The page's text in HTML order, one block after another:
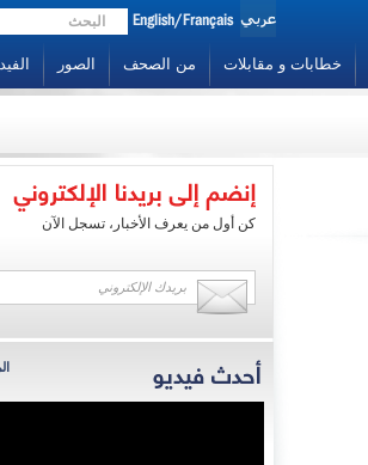
خطابات و مقابلات من الصحف الصور
الرئيس نجيب
التضامن مع
حديث الرئيس
إلى محطة الجديد
الرئيس ميقاتي:
كن أول من يعرف الأخبار، تسجل الآن